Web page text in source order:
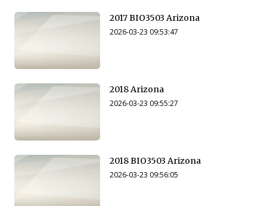
2017 BIO3503 Arizona
2026-03-23 09:53:47
2018 Arizona
2026-03-23 09:55:27
2018 BIO3503 Arizona
2026-03-23 09:56:05